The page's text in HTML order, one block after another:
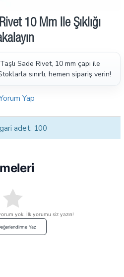
10 Mm Ile Şıklığı
Sade Rivet, 10 mm çapı ile
sınırlı, hemen sipariş verin!
Yap
adet: 100
yok. İlk yorumu siz yazın!
Yaz